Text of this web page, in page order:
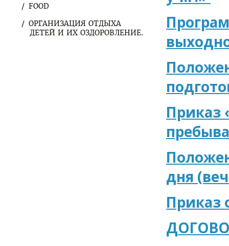
FOOD
ОРГАНИЗАЦИЯ ОТДЫХА
ДЕТЕЙ И ИХ ОЗДОРОВЛЕНИЕ.
Приказ
дня
Приказ